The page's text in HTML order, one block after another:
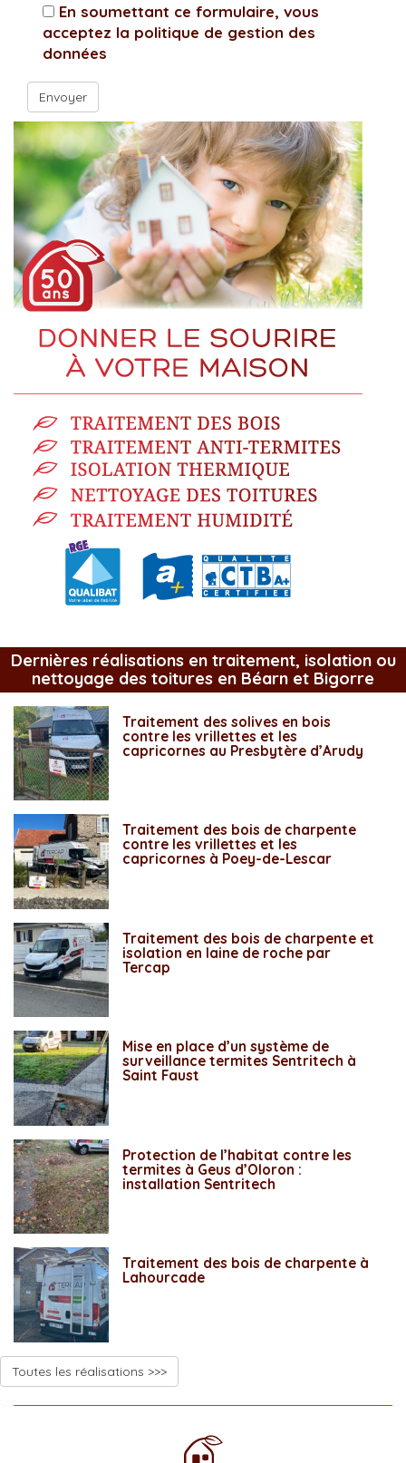
En soumettant ce formulaire, vous
acceptez la politique de gestion des
données
Dernières réalisations en traitement, isolation ou
nettoyage des toitures en Béarn et Bigorre
Traitement des solives en bois
contre les vrillettes et les
capricornes au Presbytère d’Arudy
Traitement des bois de charpente
contre les vrillettes et les
capricornes à Poey-de-Lescar
Traitement des bois de charpente et
isolation en laine de roche par
Tercap
Mise en place d’un système de
surveillance termites Sentritech à
Saint Faust
Protection de l’habitat contre les
termites à Geus d’Oloron :
installation Sentritech
Traitement des bois de charpente à
Lahourcade
Toutes les réalisations >>>